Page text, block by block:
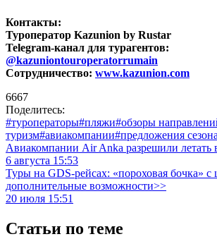
Контакты:
Туроператор Kazunion by Rustar
Telegram-канал для турагентов:
@kazuniontouroperatorrumain
Сотрудничество: www.kazunion.com
6667
Поделитесь:
#туроператоры#пляжи#обзоры
туризм#авиакомпании#предложения сезона
Авиакомпании Air Anka разрешили летать
6 августа 15:53
Туры на GDS-рейсах: «пороховая бочка» с
дополнительные возможности>>
20 июля 15:51
Статьи по теме